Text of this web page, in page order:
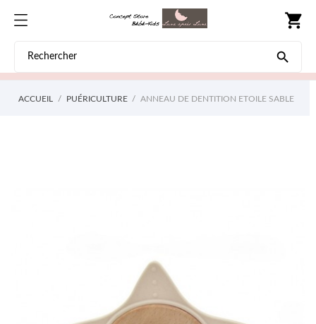
shopping_cart

ACCUEIL PUÉRICULTURE ANNEAU DE DENTITION ETOILE SABLE